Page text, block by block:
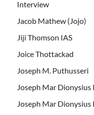
Interview
Jacob Mathew (Jojo)
Jiji Thomson IAS
Joice Thottackad
Joseph M. Puthusseri
Joseph Mar
Joseph Mar